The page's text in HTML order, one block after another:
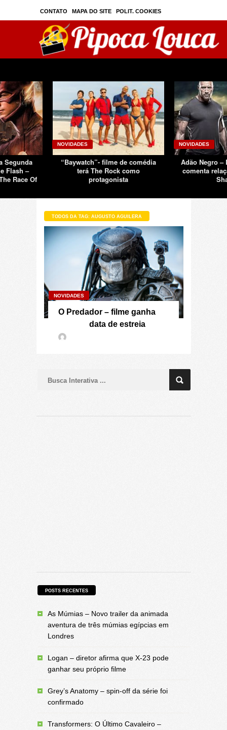
CONTATO MAPA DO SITE POLIT. COOKIES
PRIVAC./SEGURANÇA
Segunda
Flash –
Race Of
NOVIDADES
“Baywatch”- filme de comédia
terá The Rock como
protagonista
NOVIDADES
Adão Negro –
comenta
TODOS DA TAG: AUGUSTO AGUILERA
NOVIDADES
O Predador – filme ganha
data de estreia
POSTS RECENTES
As Múmias – Novo trailer da animada
aventura de três múmias egípcias em
Londres
Logan – diretor afirma que X-23 pode
ganhar seu próprio filme
Grey’s Anatomy – spin-off da série foi
confirmado
Transformers: O Último Cavaleiro –